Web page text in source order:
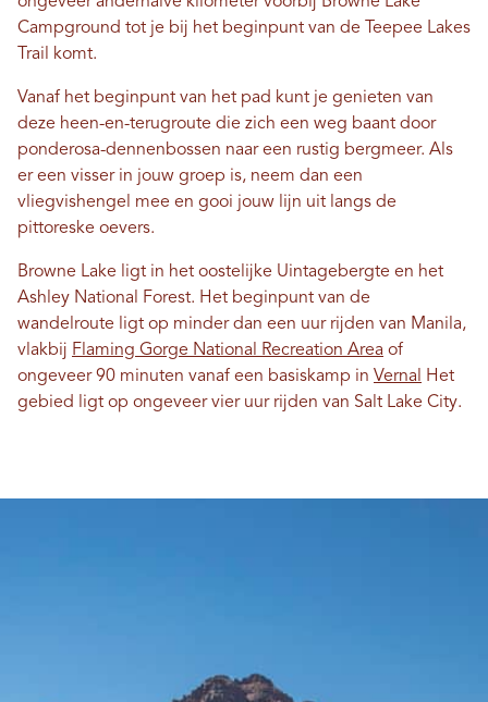
Campground tot je bij het beginpunt van de Teepee Lakes
Trail komt.
Vanaf het beginpunt van het pad kunt je genieten van
deze heen-en-terugroute die zich een weg baant door
ponderosa-dennenbossen naar een rustig bergmeer. Als
er een visser in jouw groep is, neem dan een
vliegvishengel mee en gooi jouw lijn uit langs de
pittoreske oevers.
Browne Lake ligt in het oostelijke Uintagebergte en het
Ashley National Forest. Het beginpunt van de
wandelroute ligt op minder dan een uur rijden van Manila,
vlakbij Flaming Gorge National Recreation Area of
ongeveer 90 minuten vanaf een basiskamp in Vernal
Het
gebied ligt op ongeveer vier uur rijden van Salt Lake City.